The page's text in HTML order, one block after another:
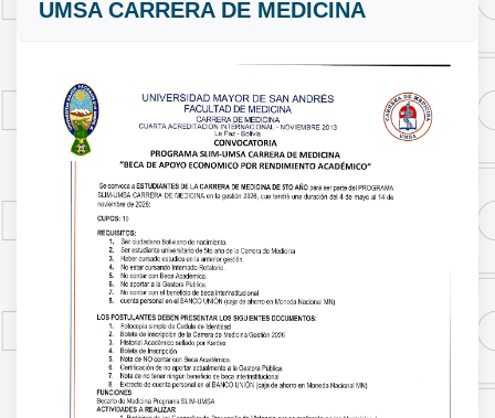
UMSA CARRERA DE MEDICINA